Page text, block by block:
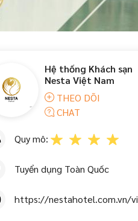
Hệ thống Khách sạn
Nesta Việt Nam
THEO DÕI
CHAT
Quy mô:
Tuyển dụng Toàn Quốc
https://nestahotel.com.vn/vi